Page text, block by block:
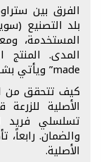
الفرق بين
المستخدمة،
made” ويأتي بشهادة أصالة.
كيف تتحقق من
الأصلية
تسلسلي فريد
والضمان.
الأصلية.